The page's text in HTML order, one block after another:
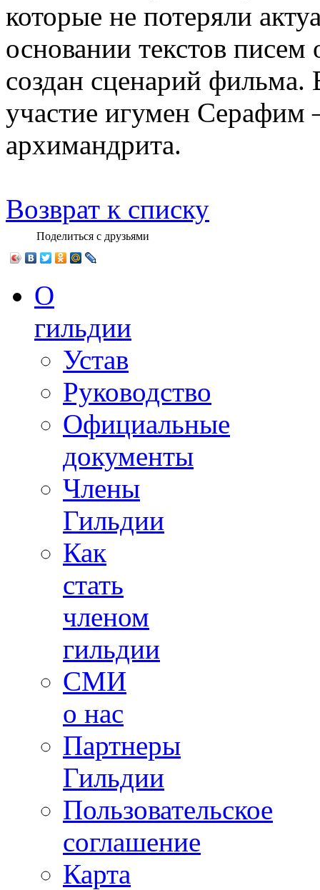
которые не потеряли
основании текстов
создан сценарий
участие игумен
архимандрита.
Возврат к списку
Поделиться с друзьями
О
гильдии
Устав
Руководство
Официальные
документы
Члены
Гильдии
Как
стать
членом
гильдии
СМИ
о нас
Партнеры
Гильдии
Пользовательское
соглашение
Карта